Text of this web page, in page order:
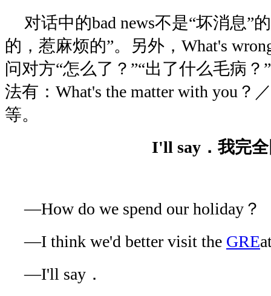
对话中的bad news不是“坏消息”
的，惹麻烦的”。另外，What's
问对方“怎么了？”“出了什么毛病
法有：What's the matter with you？
等。
I'll say．我完
—How do we spend our holiday？
—I think we'd better visit the GRE
—I'll say．